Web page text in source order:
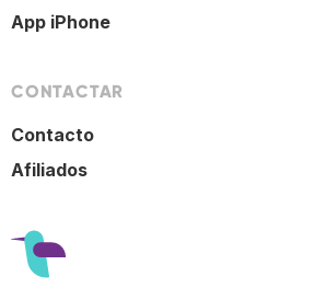
App iPhone
CONTACTAR
Contacto
Afiliados